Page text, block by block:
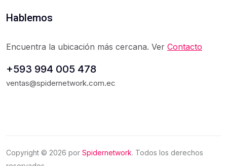
Hablemos
Encuentra la ubicación más cercana. Ver Contacto
+593 994 005 478
ventas@spidernetwork.com.ec
Copyright © 2026 por Spidernetwork. Todos los derechos